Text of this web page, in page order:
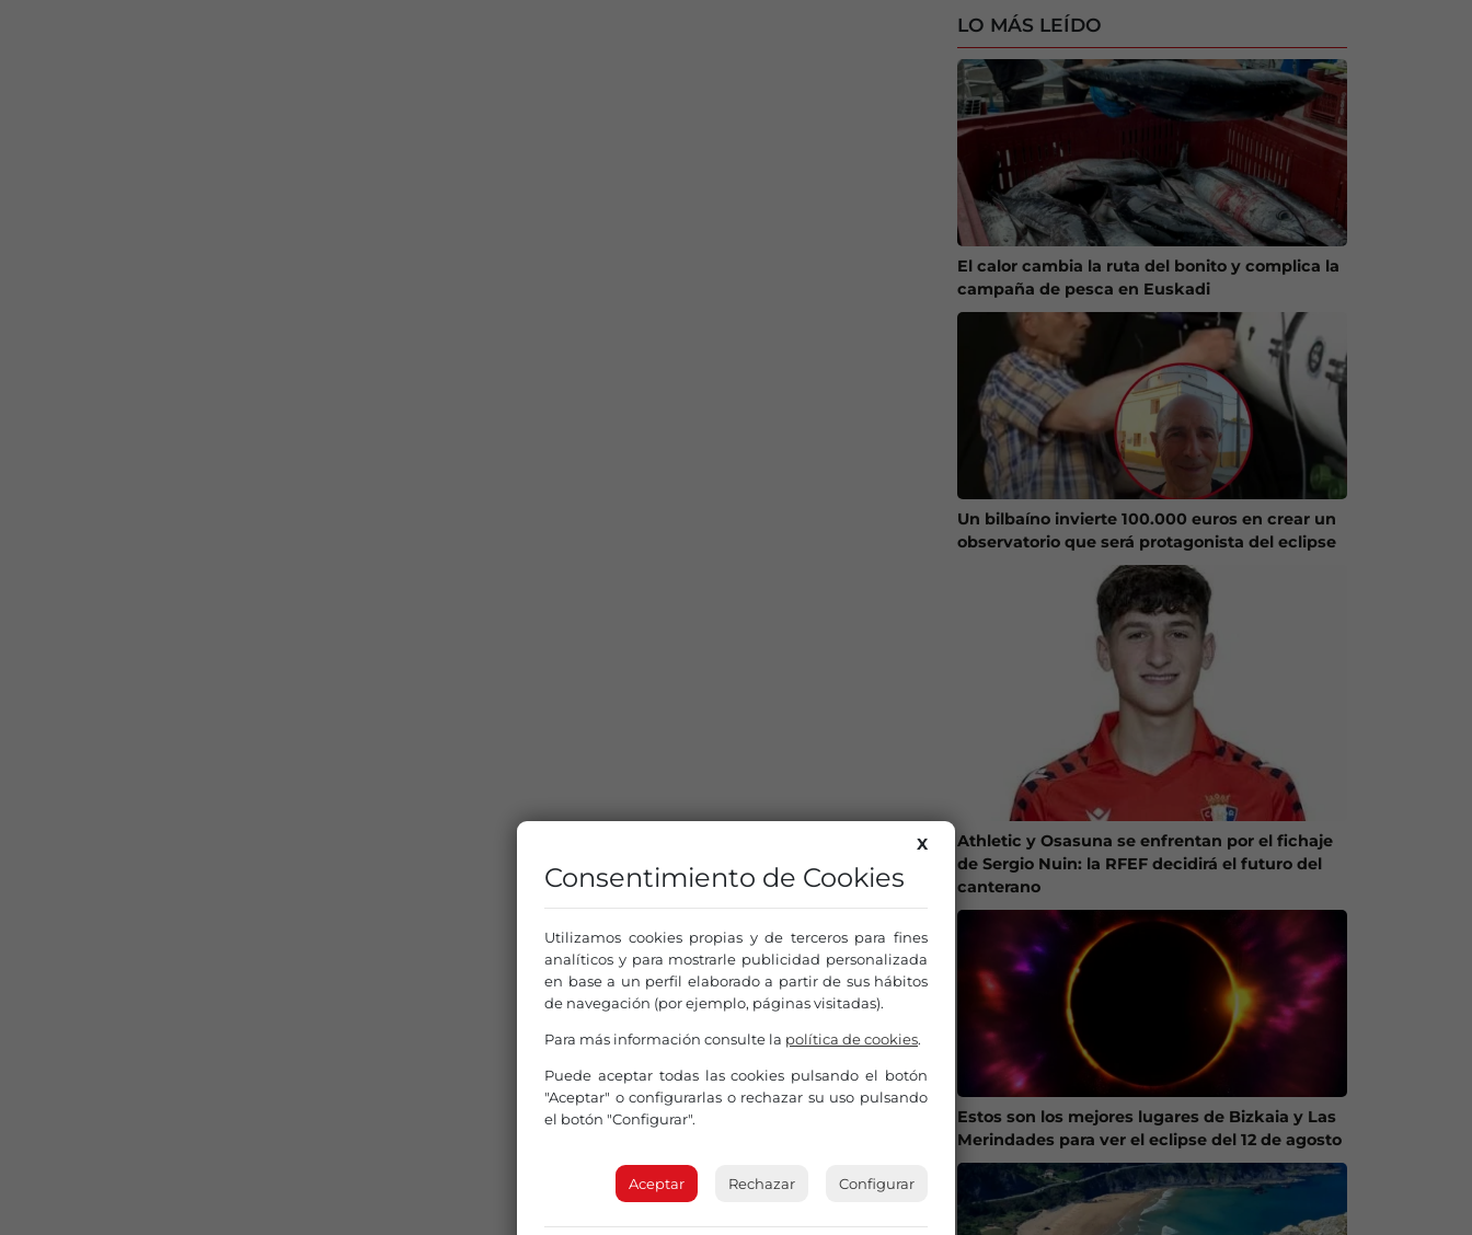
LO MÁS LEÍDO
El calor cambia la ruta del bonito y complica la
campaña de pesca en Euskadi
Un bilbaíno invierte 100.000 euros en crear un
observatorio que será protagonista del eclipse
Athletic y Osasuna se enfrentan por el fichaje
de Sergio Nuin: la RFEF decidirá el futuro del
canterano
Estos son los mejores lugares de Bizkaia y Las
Merindades para ver el eclipse del 12 de agosto
X
Consentimiento de Cookies
Utilizamos cookies propias y de terceros para fines
analíticos y para mostrarle publicidad personalizada
en base a un perfil elaborado a partir de sus hábitos
de navegación (por ejemplo, páginas visitadas).
Para más información consulte la política de cookies.
Puede aceptar todas las cookies pulsando el botón
"Aceptar" o configurarlas o rechazar su uso pulsando
el botón "Configurar".
Aceptar Rechazar Configurar